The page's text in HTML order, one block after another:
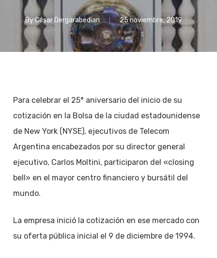
ByCésar Dergarabedian 25 noviembre, 2019
Para celebrar el 25° aniversario del inicio de su
cotización en la Bolsa de la ciudad estadounidense
de New York (NYSE), ejecutivos de Telecom
Argentina encabezados por su director general
ejecutivo, Carlos Moltini, participaron del «closing
bell» en el mayor centro financiero y bursátil del
mundo.
La empresa inició la cotización en ese mercado con
su oferta pública inicial el 9 de diciembre de 1994.